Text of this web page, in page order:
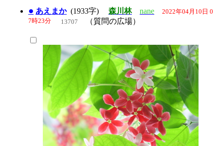
● あえまか(1933字) 森川林 nane 2022年04月10日 0
7時23分 13707 （質問の広場）